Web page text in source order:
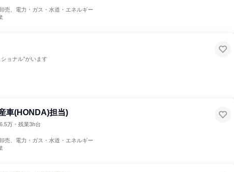
売、電力・ガス・水道・エネルギー
ョナル”がいます
車(HONDA)担当)
万・残業3h台
売、電力・ガス・水道・エネルギー